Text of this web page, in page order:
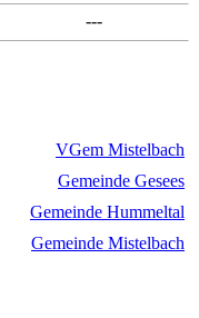
---
VGem Mistelbach
Gemeinde Gesees
Gemeinde Hummeltal
Gemeinde Mistelbach